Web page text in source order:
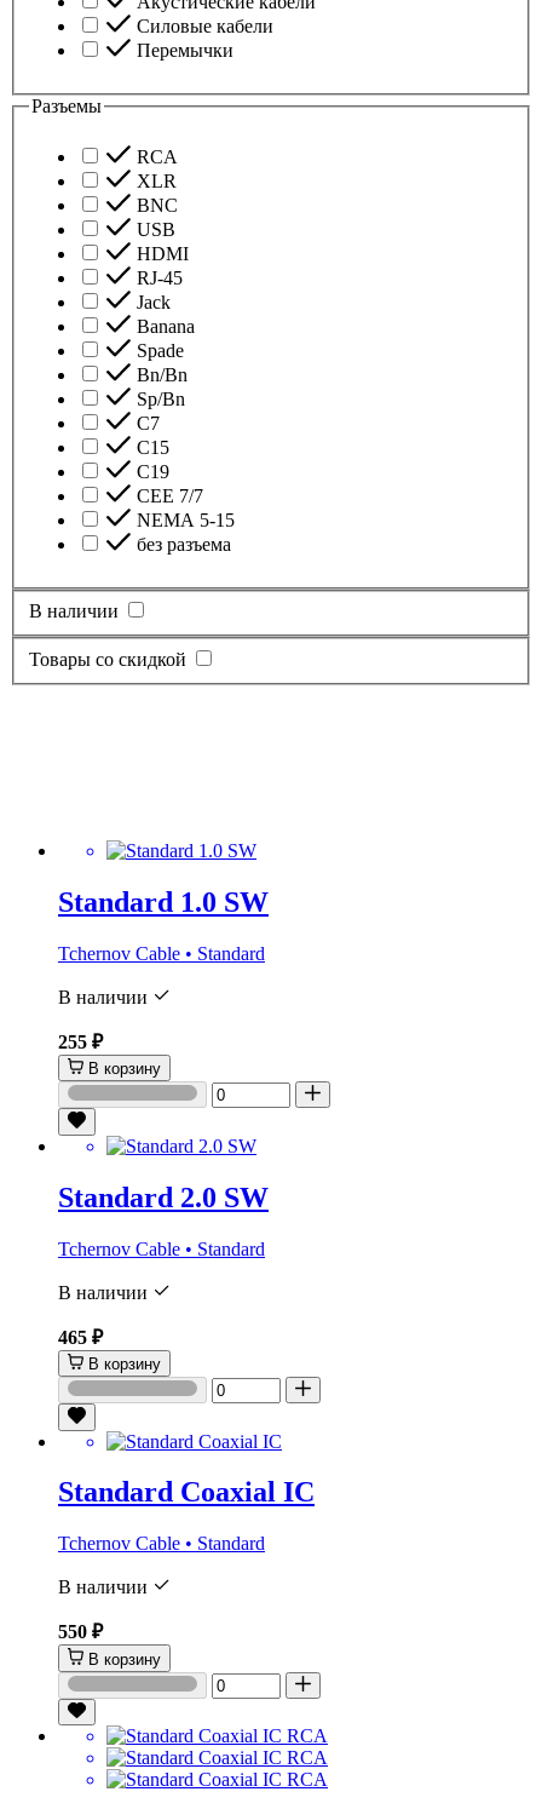
Силовые кабели
Перемычки
Разъемы
RCA
XLR
BNC
USB
HDMI
RJ-45
Jack
Banana
Spade
Bn/Bn
Sp/Bn
С7
C15
C19
CEE 7/7
NEMA 5-15
без разъема
В наличии
Товары со скидкой
Standard 1.0 SW
Tchernov Cable • Standard
В наличии
255 ₽
В корзину
Standard 2.0 SW
Tchernov Cable • Standard
В наличии
465 ₽
В корзину
Standard Coaxial IC
Tchernov Cable • Standard
В наличии
550 ₽
В корзину